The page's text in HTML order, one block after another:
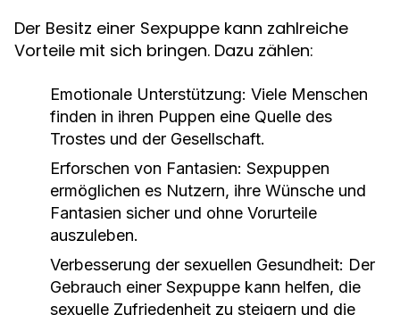
Der Besitz einer Sexpuppe kann zahlreiche
Vorteile mit sich bringen. Dazu zählen:
Emotionale Unterstützung: Viele Menschen
finden in ihren Puppen eine Quelle des
Trostes und der Gesellschaft.
Erforschen von Fantasien: Sexpuppen
ermöglichen es Nutzern, ihre Wünsche und
Fantasien sicher und ohne Vorurteile
auszuleben.
Verbesserung der sexuellen Gesundheit: Der
Gebrauch einer Sexpuppe kann helfen, die
sexuelle Zufriedenheit zu steigern und die